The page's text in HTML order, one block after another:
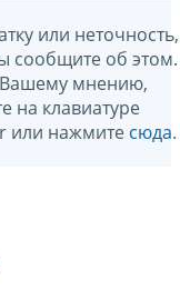
или неточность,
сообщите об этом.
Вашему мнению,
на клавиатуре
или нажмите сюда.